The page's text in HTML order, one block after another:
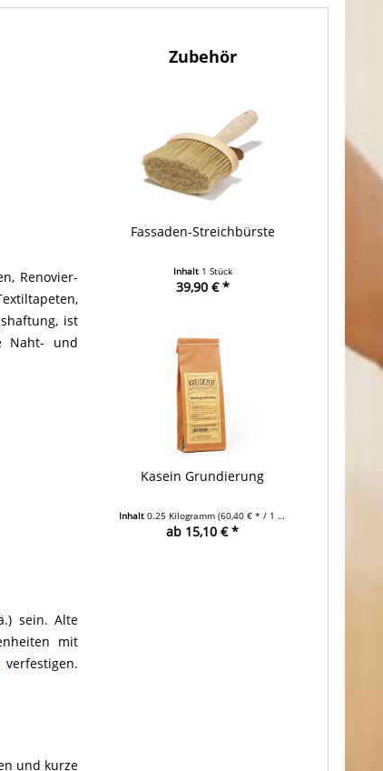
Renovier-
ist
Naht- und
sein. Alte
mit
und kurze
Zubehör
Fassaden-Streichbürste
Inhalt 1 Stück
39,90 € *
Kasein Grundierung
Inhalt 0.25 Kilogramm (60,40 € * / 1 Kilogramm)
ab 15,10 € *